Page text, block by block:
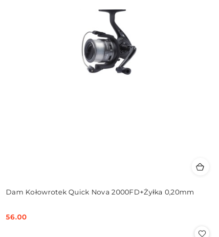
Dam Kołowrotek Quick Nova 2000FD+Żyłka 0,20mm
Cena:
56.00